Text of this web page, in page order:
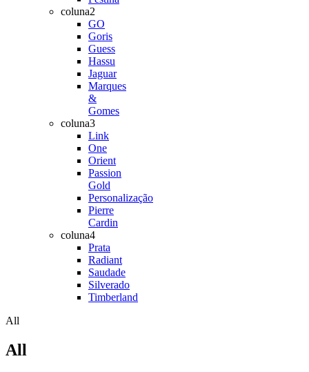
coluna2
GO
Goris
Guess
Hassu
Jaguar
Marques
&
Gomes
coluna3
Link
One
Orient
Passion
Gold
Personalização
Pierre
Cardin
coluna4
Prata
Radiant
Saudade
Silverado
Timberland
All
All